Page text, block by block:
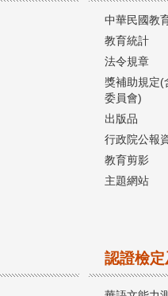
中華民國教
教育統計
法令規章
獎補助規定(
委員會)
出版品
行政院公報
教育剪影
主題網站
認證檢